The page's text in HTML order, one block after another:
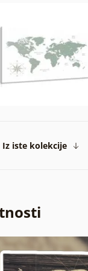
Iz iste kolekcije